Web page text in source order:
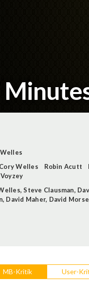
Cory Welles Robin Acutt
,Steve Clausman,
, David Maher, David Morse
MB-Kritik User-